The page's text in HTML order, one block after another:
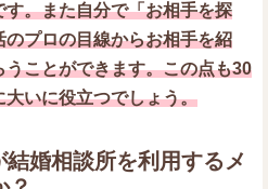
。また自分で「お相手を探
プロの目線からお相手を紹
ことができます。この点も30
いに役立つでしょう。
結婚相談所を利用するメ